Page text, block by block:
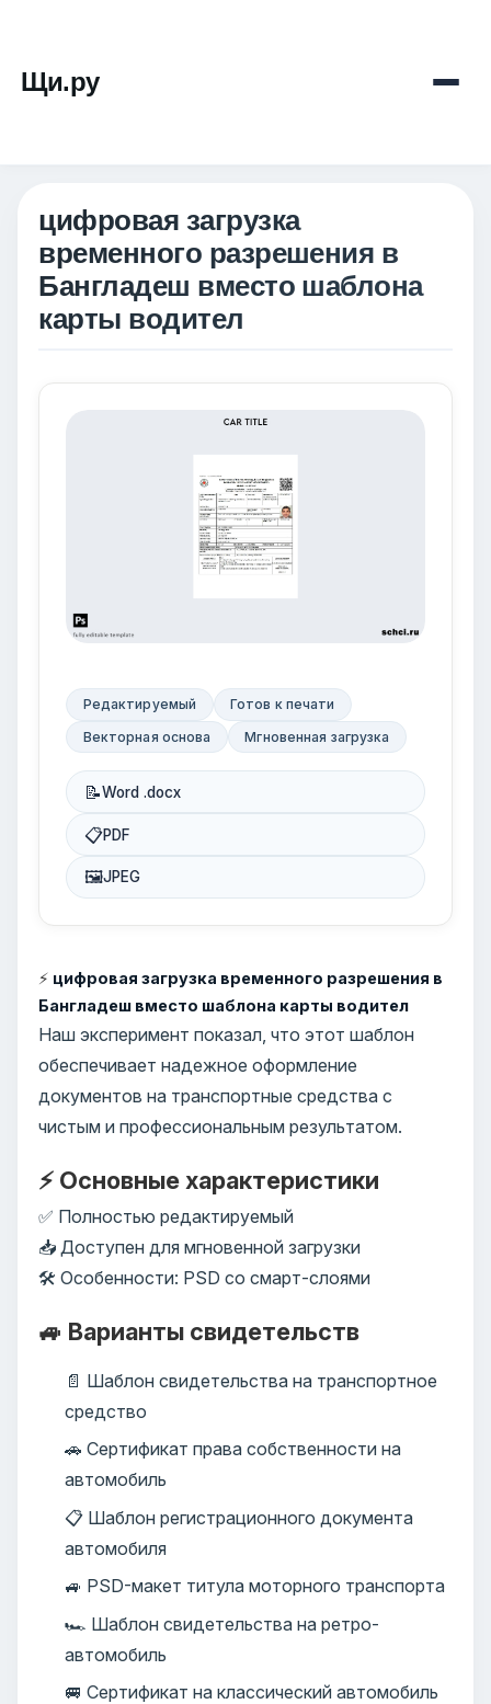
Щи.ру
цифровая загрузка
временного разрешения в
Бангладеш вместо шаблона
карты водител
Редактируемый
Готов к печати
Векторная основа
Мгновенная загрузка
📝Word .docx
📋PDF
🖼JPEG
⚡ цифровая загрузка временного разрешения в
Бангладеш вместо шаблона карты водител
Наш эксперимент показал, что этот шаблон
обеспечивает надежное оформление
документов на транспортные средства с
чистым и профессиональным результатом.
⚡ Основные характеристики
✅ Полностью редактируемый
📥 Доступен для мгновенной загрузки
🛠️ Особенности: PSD со смарт-слоями
🚙 Варианты свидетельств
📄 Шаблон свидетельства на транспортное
средство
🚗 Сертификат права собственности на
автомобиль
📋 Шаблон регистрационного документа
автомобиля
🚙 PSD-макет титула моторного транспорта
🏎️ Шаблон свидетельства на ретро-
автомобиль
🚐 Сертификат на классический автомобиль